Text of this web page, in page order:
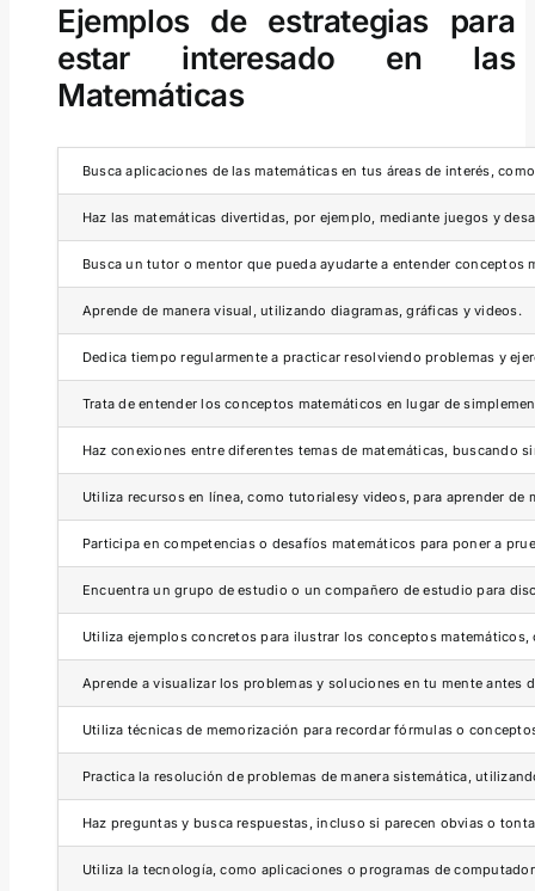
Ejemplos de estrategias para
estar interesado en las
Matemáticas
Busca aplicaciones de las matemáticas en tus áreas de interés,
Haz las matemáticas divertidas, por ejemplo, mediante juegos y
Busca un tutor o mentor que pueda ayudarte a entender conceptos
Aprende de manera visual, utilizando diagramas, gráficas y videos.
Dedica tiempo regularmente a practicar resolviendo problemas y
Trata de entender los conceptos matemáticos en lugar de
Haz conexiones entre diferentes temas de matemáticas, buscando
Utiliza recursos en línea, como tutorialesy videos, para aprender de
Participa en competencias o desafíos matemáticos para poner a
Encuentra un grupo de estudio o un compañero de estudio para
Utiliza ejemplos concretos para ilustrar los conceptos
Aprende a visualizar los problemas y soluciones en tu mente antes
Utiliza técnicas de memorización para recordar fórmulas o
Practica la resolución de problemas de manera sistemática,
Haz preguntas y busca respuestas, incluso si parecen obvias o
Utiliza la tecnología, como aplicaciones o programas de